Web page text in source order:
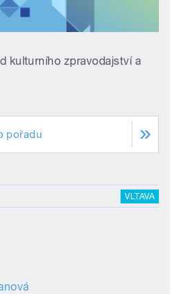
kulturního zpravodajství a
pořadu
VLTAVA